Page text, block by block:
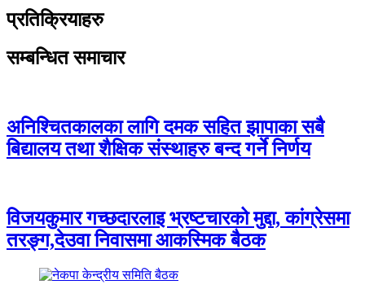
प्रतिक्रियाहरु
सम्बन्धित समाचार
अनिश्चितकालका लागि दमक सहित झापाका सबै
बिद्यालय तथा शैक्षिक संस्थाहरु बन्द गर्ने निर्णय
विजयकुमार गच्छदारलाइ भ्रष्टचारको मुद्दा, कांग्रेसमा
तरङ्ग,देउवा निवासमा आकस्मिक बैठक